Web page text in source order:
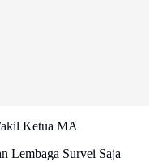
Ketua MA
Lembaga Survei Saja